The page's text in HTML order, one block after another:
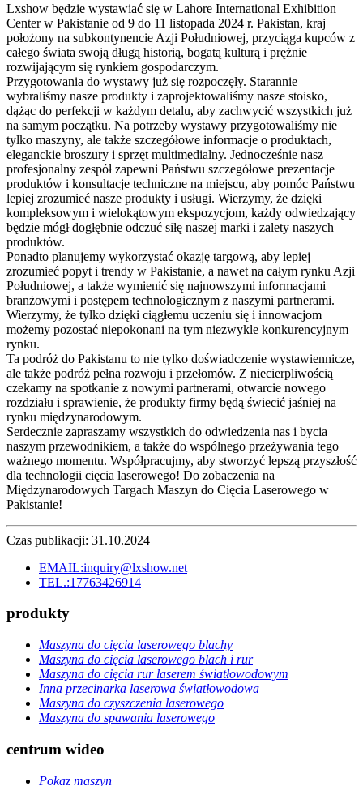
Lxshow będzie wystawiać się w Lahore International Exhibition
Center w Pakistanie od 9 do 11 listopada 2024 r. Pakistan, kraj
położony na subkontynencie Azji Południowej, przyciąga kupców z
całego świata swoją długą historią, bogatą kulturą i prężnie
rozwijającym się rynkiem gospodarczym.
Przygotowania do wystawy już się rozpoczęły. Starannie
wybraliśmy nasze produkty i zaprojektowaliśmy nasze stoisko,
dążąc do perfekcji w każdym detalu, aby zachwycić wszystkich już
na samym początku. Na potrzeby wystawy przygotowaliśmy nie
tylko maszyny, ale także szczegółowe informacje o produktach,
eleganckie broszury i sprzęt multimedialny. Jednocześnie nasz
profesjonalny zespół zapewni Państwu szczegółowe prezentacje
produktów i konsultacje techniczne na miejscu, aby pomóc Państwu
lepiej zrozumieć nasze produkty i usługi. Wierzymy, że dzięki
kompleksowym i wielokątowym ekspozycjom, każdy odwiedzający
będzie mógł dogłębnie odczuć siłę naszej marki i zalety naszych
produktów.
Ponadto planujemy wykorzystać okazję targową, aby lepiej
zrozumieć popyt i trendy w Pakistanie, a nawet na całym rynku Azji
Południowej, a także wymienić się najnowszymi informacjami
branżowymi i postępem technologicznym z naszymi partnerami.
Wierzymy, że tylko dzięki ciągłemu uczeniu się i innowacjom
możemy pozostać niepokonani na tym niezwykle konkurencyjnym
rynku.
Ta podróż do Pakistanu to nie tylko doświadczenie wystawiennicze,
ale także podróż pełna rozwoju i przełomów. Z niecierpliwością
czekamy na spotkanie z nowymi partnerami, otwarcie nowego
rozdziału i sprawienie, że produkty firmy będą świecić jaśniej na
rynku międzynarodowym.
Serdecznie zapraszamy wszystkich do odwiedzenia nas i bycia
naszym przewodnikiem, a także do wspólnego przeżywania tego
ważnego momentu. Współpracujmy, aby stworzyć lepszą przyszłość
dla technologii cięcia laserowego! Do zobaczenia na
Międzynarodowych Targach Maszyn do Cięcia Laserowego w
Pakistanie!
Czas publikacji: 31.10.2024
EMAIL:inquiry@lxshow.net
TEL.:17763426914
produkty
Maszyna do cięcia laserowego blachy
Maszyna do cięcia laserowego blach i rur
Maszyna do cięcia rur laserem światłowodowym
Inna przecinarka laserowa światłowodowa
Maszyna do czyszczenia laserowego
Maszyna do spawania laserowego
centrum wideo
Pokaz maszyn